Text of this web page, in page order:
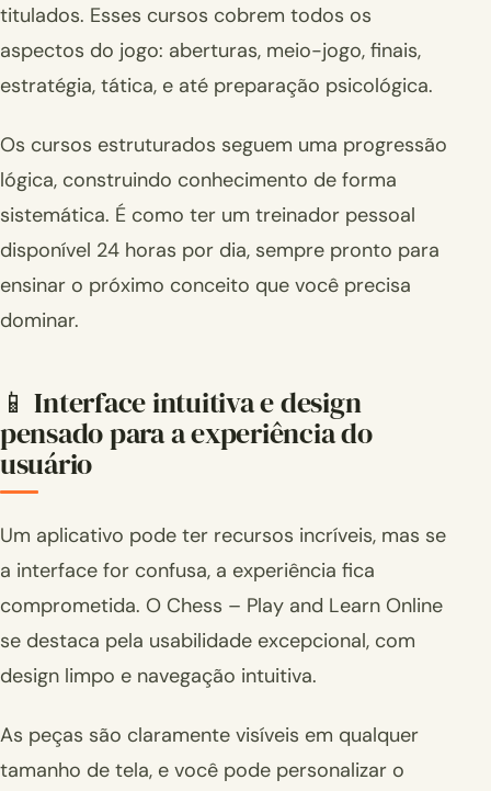
titulados. Esses cursos cobrem todos os
aspectos do jogo: aberturas, meio-jogo, finais,
estratégia, tática, e até preparação psicológica.
Os cursos estruturados seguem uma progressão
lógica, construindo conhecimento de forma
sistemática. É como ter um treinador pessoal
disponível 24 horas por dia, sempre pronto para
ensinar o próximo conceito que você precisa
dominar.
📱 Interface intuitiva e design
pensado para a experiência do
usuário
Um aplicativo pode ter recursos incríveis, mas se
a interface for confusa, a experiência fica
comprometida. O Chess – Play and Learn Online
se destaca pela usabilidade excepcional, com
design limpo e navegação intuitiva.
As peças são claramente visíveis em qualquer
tamanho de tela, e você pode personalizar o